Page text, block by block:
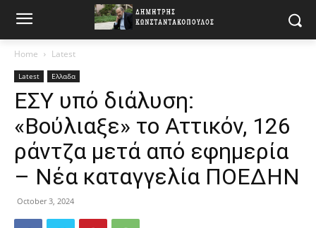
Home Latest
Latest Ελλαδα
ΕΣΥ υπό διάλυση:
«Βούλιαξε» το Αττικόν, 126
ράντζα μετά από εφημερία
– Νέα καταγγελία ΠΟΕΔΗΝ
October 3, 2024